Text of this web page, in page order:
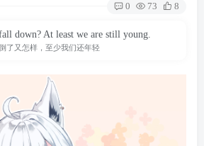
0 73 8
down? At least we are still young.
了又怎样，至少我们还年轻